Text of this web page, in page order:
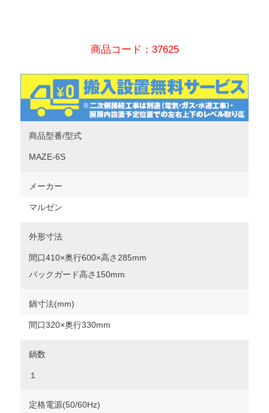
商品コード：37625
商品型番/型式
MAZE-6S
メーカー
マルゼン
外形寸法
間口410×奥行600×高さ285mm
バックガード高さ150mm
鍋寸法(mm)
間口320×奥行330mm
鍋数
１
定格電源(50/60Hz)